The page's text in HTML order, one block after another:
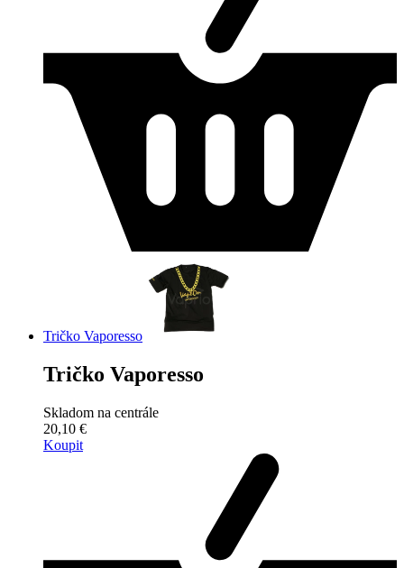
Tričko Vaporesso
Tričko Vaporesso
Skladom na centrále
20,10 €
Koupit